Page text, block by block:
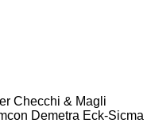
Checchi & Magli
Demetra Eck-Sicma